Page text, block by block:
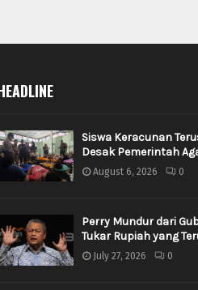
Siswa Keracunan
Desak Pemerintah
August 6, 2026 0
Perry Mundur dari
Tukar Rupiah yang
July 27, 2026 0